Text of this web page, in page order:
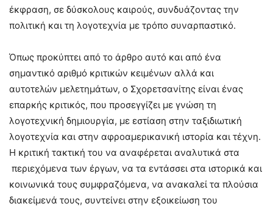
έκφραση, σε δύσκολους καιρούς, συνδυάζοντας την
πολιτική και τη λογοτεχνία με τρόπο συναρπαστικό.
Όπως προκύπτει από το άρθρο αυτό και από ένα
σημαντικό αριθμό κριτικών κειμένων αλλά και
αυτοτελών μελετημάτων, ο Σχορετσανίτης είναι ένας
επαρκής κριτικός, που προσεγγίζει με γνώση τη
λογοτεχνική δημιουργία, με εστίαση στην ταξιδιωτική
λογοτεχνία και στην αφροαμερικανική ιστορία και τέχνη.
Η κριτική τακτική του να αναφέρεται αναλυτικά στα
περιεχόμενα των έργων, να τα εντάσσει στα ιστορικά και
κοινωνικά τους συμφραζόμενα, να ανακαλεί τα πλούσια
διακείμενά τους, συντείνει στην εξοικείωση του